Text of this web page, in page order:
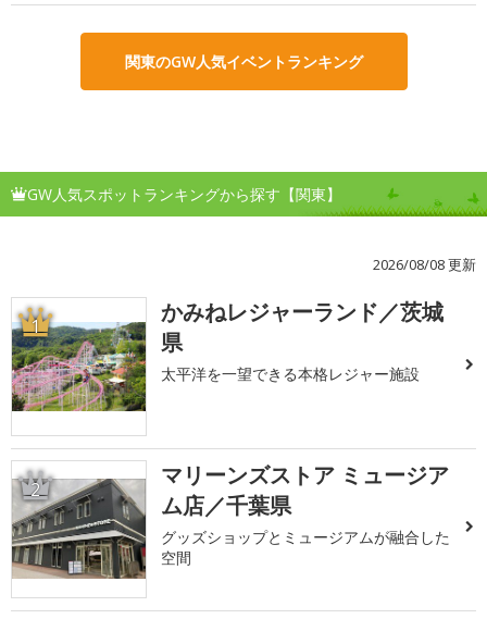
関東のGW人気イベントランキング
GW人気スポットランキングから探す【関東】
2026/08/08 更新
1
かみねレジャーランド／茨城
県
太平洋を一望できる本格レジャー施設
2
マリーンズストア ミュージア
ム店／千葉県
グッズショップとミュージアムが融合した
空間